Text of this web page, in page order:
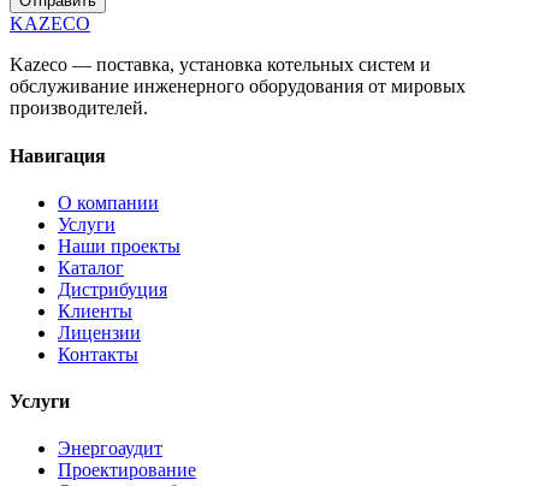
KAZECO
Kazeco — поставка, установка котельных систем и
обслуживание инженерного оборудования от мировых
производителей.
Навигация
О компании
Услуги
Наши проекты
Каталог
Дистрибуция
Клиенты
Лицензии
Контакты
Услуги
Энергоаудит
Проектирование